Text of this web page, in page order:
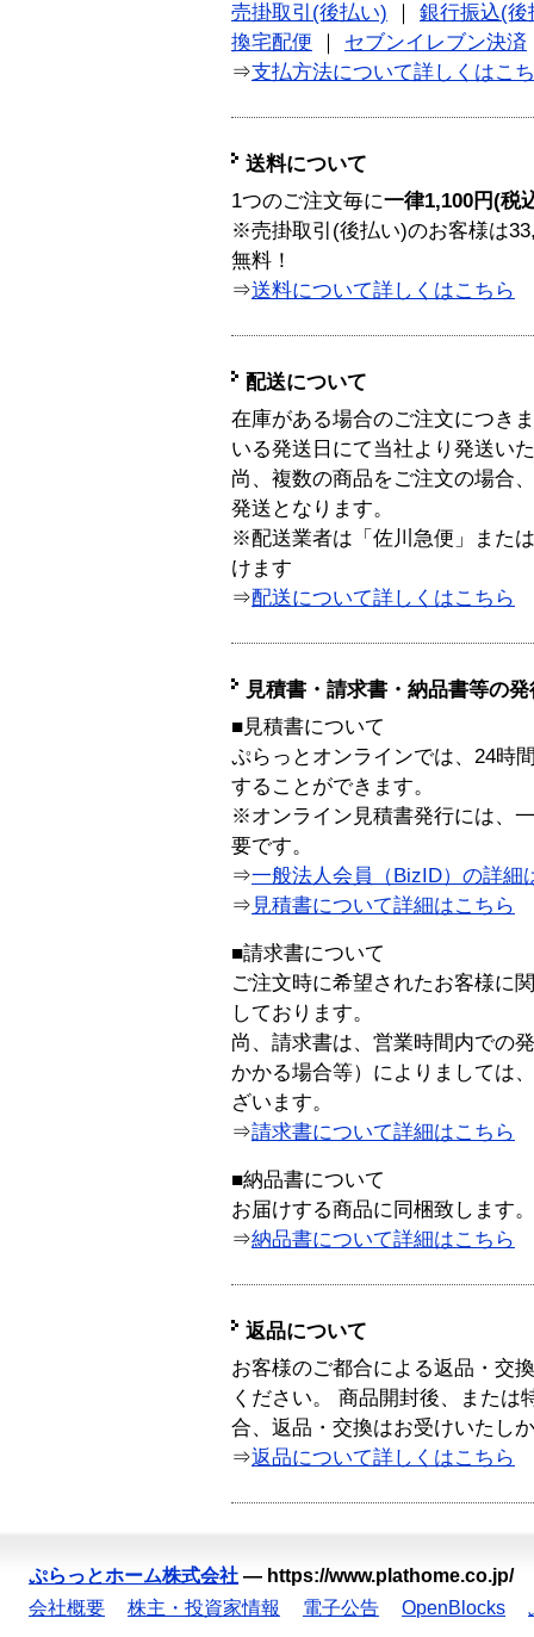
売掛取引(後払い)
銀行振込(後
換宅配便
セブンイレブン決済
⇒支払方法について詳しくはこ
送料について
1つのご注文毎に一律1,100円(税
※売掛取引(後払い)のお客様は
無料！
⇒送料について詳しくはこちら
配送について
在庫がある場合のご注文につき
いる発送日にて当社より発送い
尚、複数の商品をご注文の場合
発送となります。
※配送業者は「佐川急便」また
けます
⇒配送について詳しくはこちら
見積書・請求書・納品書等の
■見積書について
ぷらっとオンラインでは、24時
することができます。
※オンライン見積書発行には、
要です。
⇒一般法人会員（BizID）の詳細
⇒ 見積書について詳細はこちら
■請求書について
ご注文時に希望されたお客様に
しております。
尚、請求書は、営業時間内での
かかる場合等）によりましては
ざいます。
⇒請求書について詳細はこちら
■納品書について
お届けする商品に同梱致します。
⇒納品書について詳細はこちら
返品について
お客様のご都合による返品・交
ください。 商品開封後、または
合、返品・交換はお受けいたし
⇒返品について詳しくはこちら
ぷらっとホーム株式会社 — https://www.plathome.co.jp/
会社概要
株主・投資家情報 電子公告 OpenBlocks